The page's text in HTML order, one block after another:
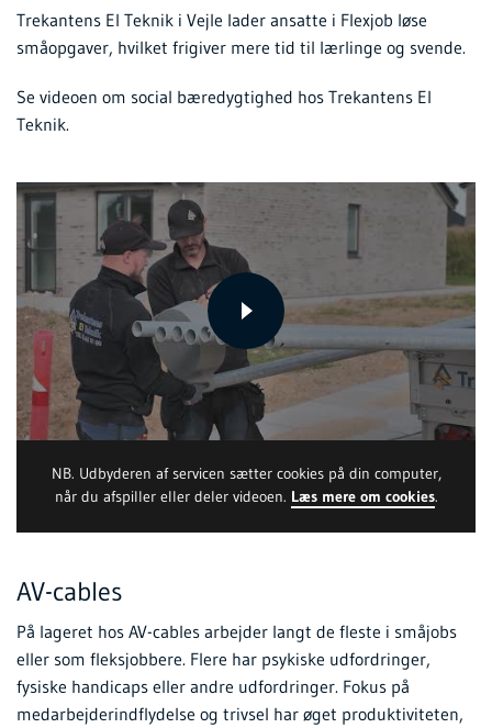
Trekantens El Teknik i Vejle lader ansatte i Flexjob løse
småopgaver, hvilket frigiver mere tid til lærlinge og svende.
Se videoen om social bæredygtighed hos Trekantens El
Teknik.
NB. Udbyderen af servicen sætter cookies på din computer,
når du afspiller eller deler videoen. Læs mere om cookies.
AV-cables
På lageret hos AV-cables arbejder langt de fleste i småjobs
eller som fleksjobbere. Flere har psykiske udfordringer,
fysiske handicaps eller andre udfordringer. Fokus på
medarbejderindflydelse og trivsel har øget produktiviteten,